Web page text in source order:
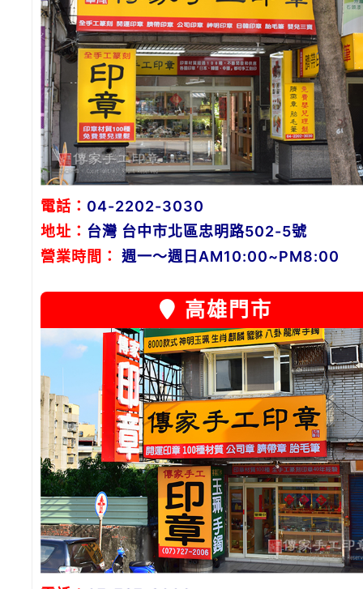
電話： 04-2202-3030
地址： 台灣 台中市北區忠明路502-5號
營業時間：
週一～週日AM10:00~PM8:00
高雄門市